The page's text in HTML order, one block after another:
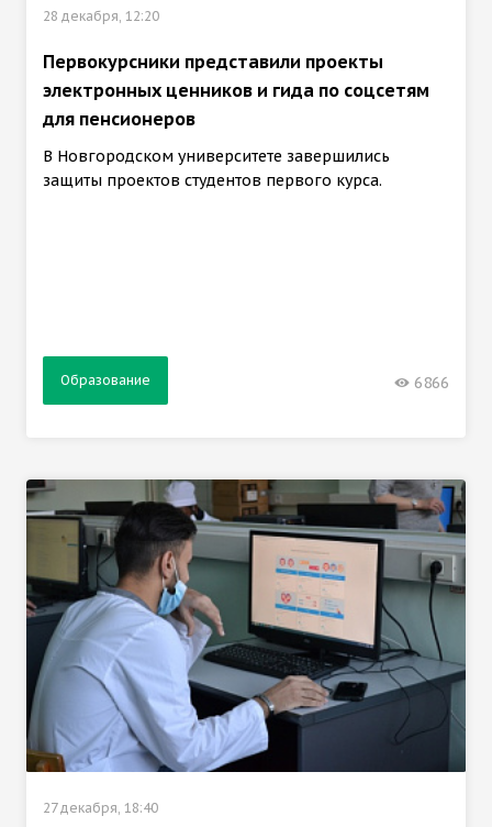
28 декабря, 12:20
Первокурсники представили проекты
электронных ценников и гида по соцсетям
для пенсионеров
В Новгородском университете завершились
защиты проектов студентов первого курса.
Образование 6866
27 декабря, 18:40